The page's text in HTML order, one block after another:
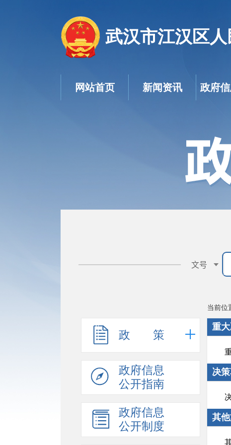
武汉市江汉区
网站首页 新闻资讯 政府
政 策
政府信息
公开指南
政府信息
公开制度
当前位
重
决
其